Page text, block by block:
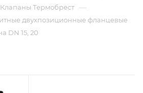
Клапаны Термобрест —
двухпозиционные фланцевые
DN 15, 20